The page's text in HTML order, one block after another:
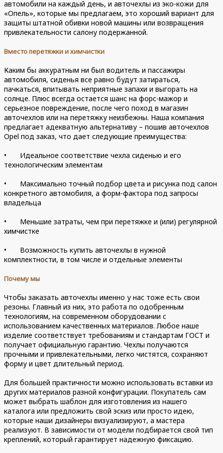
автомобили на каждый день, и авточехлы из эко-кожи для
«Опель», которые мы предлагаем, это хороший вариант для
защиты штатной обивки новой машины или возвращения
привлекательности салону подержанной.
Вместо перетяжки и химчистки
Каким бы аккуратным ни был водитель и пассажиры
автомобиля, сиденья все равно будут затираться,
пачкаться, впитывать неприятные запахи и выгорать на
солнце. Плюс всегда остается шанс на форс-мажор и
серьезное повреждение, после чего поход в магазин
авточехлов или на перетяжку неизбежны. Наша компания
предлагает адекватную альтернативу – пошив авточехлов
Opel под заказ, что дает следующие преимущества:
•
Идеальное соответствие чехла сиденью и его
технологическим элементам
•
Максимально точный подбор цвета и рисунка под салон
конкретного автомобиля, а форм-фактора под запросы
владельца
•
Меньшие затраты, чем при перетяжке и (или) регулярной
химчистке
•
Возможность купить авточехлы в нужной
комплектности, в том числе и отдельные элементы
Почему мы
Чтобы заказать авточехлы именно у нас тоже есть свои
резоны. Главный из них, это работа по одобренным
технологиям, на современном оборудовании с
использованием качественных материалов. Любое наше
изделие соответствует требованиям и стандартам ГОСТ и
получает официальную гарантию. Чехлы получаются
прочными и привлекательными, легко чистятся, сохраняют
форму и цвет длительный период.
Для большей практичности можно использовать вставки из
других материалов разной конфигурации. Покупатель сам
может выбрать шаблон для изготовления из нашего
каталога или предложить свой эскиз или просто идею,
которые наши дизайнеры визуализируют, а мастера
реализуют. В зависимости от модели подбирается свой тип
креплений, который гарантирует надежную фиксацию.